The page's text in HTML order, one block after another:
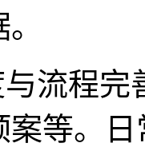
流程
案等。